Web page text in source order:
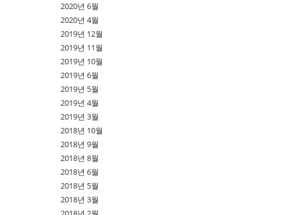
2020년 6월
2020년 4월
2019년 12월
2019년 11월
2019년 10월
2019년 6월
2019년 5월
2019년 4월
2019년 3월
2018년 10월
2018년 9월
2018년 8월
2018년 6월
2018년 5월
2018년 3월